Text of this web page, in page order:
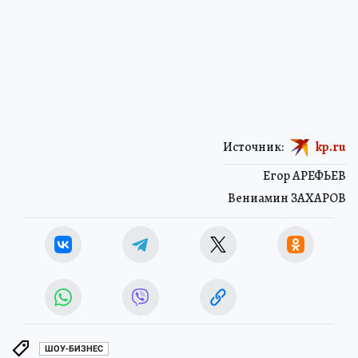
Егор АРЕФЬЕВ
Вениамин ЗАХАРОВ
Источник: kp.ru
ШОУ-БИЗНЕС